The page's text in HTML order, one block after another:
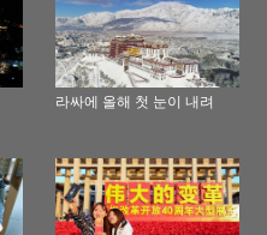
라싸에 올해 첫 눈이 내려